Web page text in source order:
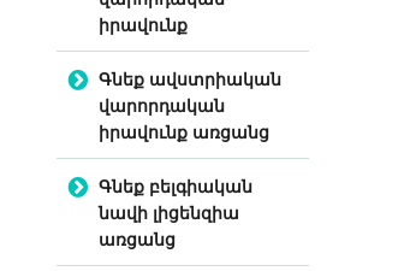
իրավունք
Գնեք ավստրիական
վարորդական
իրավունք առցանց
Գնեք բելգիական
նավի լիցենզիա
առցանց